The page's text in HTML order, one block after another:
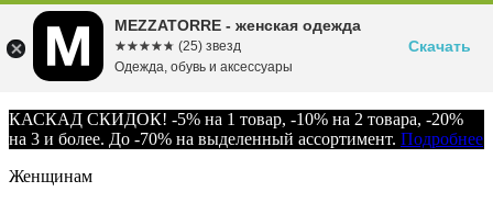
КАСКАД СКИДОК! -5% на 1 товар, -10% на 2 товара, -20%
на 3 и более. До -70% на выделенный ассортимент. Подробнее
Женщинам
MEZZATORRE - женская одежда
☆☆☆☆☆
★★★★★ (25) звезд
Одежда, обувь и аксессуары
Скачать